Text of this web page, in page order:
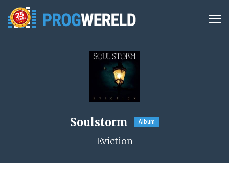
Soulstorm Album
Eviction